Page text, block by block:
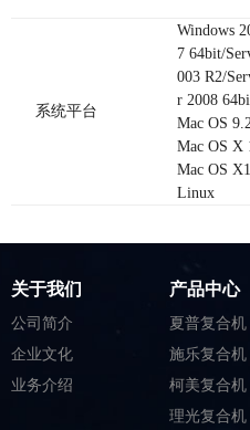
系统平台
Windows
7 64bit/
003 R2/
r 2008
Mac OS
Mac OS X
Mac OS
Linux
关于我们
公司简介
企业文化
业务介绍
产品中心
夏普复合机
施乐复合机
柯美复合机
理光复合机